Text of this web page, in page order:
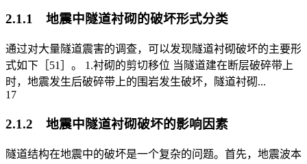
2.1.1 地震中隧道衬砌的破坏形式分类
通过对大量隧道震害的调查，可以发现隧道衬砌破坏的主要形
式如下［51］。 1.衬砌的剪切移位 当隧道建在断层破碎带上
时，地震发生后破碎带上的围岩发生破坏，隧道衬砌...
17
2.1.2 地震中隧道衬砌破坏的影响因素
隧道结构在地震中的破坏是一个复杂的问题。首先，地震波本